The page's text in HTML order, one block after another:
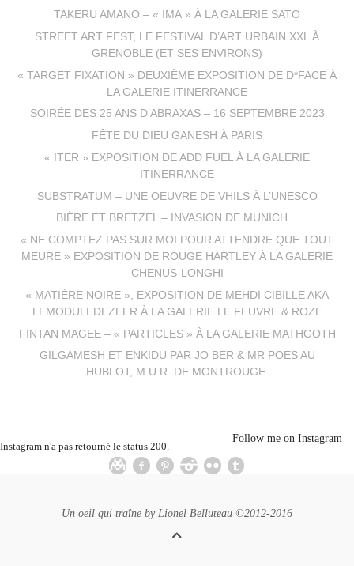
TAKERU AMANO – « IMA » À LA GALERIE SATO
STREET ART FEST, LE FESTIVAL D’ART URBAIN XXL À
GRENOBLE (ET SES ENVIRONS)
« TARGET FIXATION » DEUXIÈME EXPOSITION DE D*FACE À
LA GALERIE ITINERRANCE
SOIRÉE DES 25 ANS D’ABRAXAS – 16 SEPTEMBRE 2023
FÊTE DU DIEU GANESH À PARIS
« ITER » EXPOSITION DE ADD FUEL À LA GALERIE
ITINERRANCE
SUBSTRATUM – UNE OEUVRE DE VHILS À L’UNESCO
BIÈRE ET BRETZEL – INVASION DE MUNICH…
« NE COMPTEZ PAS SUR MOI POUR ATTENDRE QUE TOUT
MEURE » EXPOSITION DE ROUGE HARTLEY À LA GALERIE
CHENUS-LONGHI
« MATIÈRE NOIRE », EXPOSITION DE MEHDI CIBILLE AKA
LEMODULEDEZEER À LA GALERIE LE FEUVRE & ROZE
FINTAN MAGEE – « PARTICLES » À LA GALERIE MATHGOTH
GILGAMESH ET ENKIDU PAR JO BER & MR POES AU
HUBLOT, M.U.R. DE MONTROUGE.
Instagram n'a pas retourné le status 200.
Follow me on Instagram
Un oeil qui traîne by Lionel Belluteau ©2012-2016